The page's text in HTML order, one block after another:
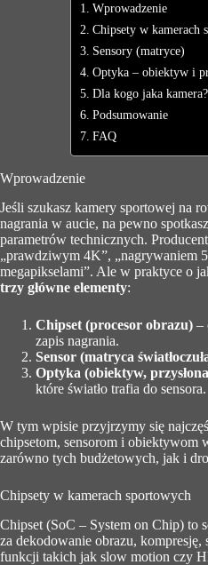
Wprowadzenie
Chipsety w kamerach
Sensory (matryce)
Optyka – obiektyw i
Dla kogo jaka kamera?
Podsumowanie
FAQ
Wprowadzenie
Jeśli szukasz kamery sportowej na
nagrania w aucie, na pewno
parametrów technicznych.
„prawdziwym 4K”, „nagrywaniem
megapikselami”. Ale w praktyce o
trzy główne elementy:
Chipset (procesor obrazu) –
zapis nagrania.
Sensor (matryca
Optyka (obiektyw,
które światło trafia do sensora.
W tym wpisie przyjrzymy się
chipsetom, sensorom i obiektywom
zarówno tych budżetowych, jak i
Chipsety w kamerach sportowych
Chipset (SoC – System on Chip) to
za dekodowanie obrazu, kompresję,
funkcji takich jak slow motion czy